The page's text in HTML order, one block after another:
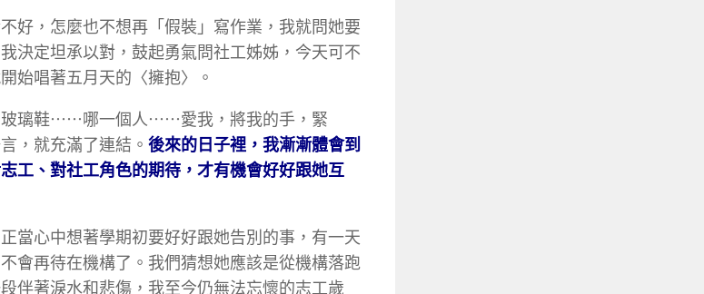
好，怎麼也不想再「假裝」寫作業，我就問她要
決定坦承以對，鼓起勇氣問社工姊姊，今天可不
始唱著五月天的〈擁抱〉。
玻璃鞋⋯⋯哪一個人⋯⋯愛我，將我的手，緊
，就充滿了連結。 後來的日子裡，我漸漸體會到
工、對社工角色的期待，才有機會好好跟她互
當心中想著學期初要好好跟她告別的事，有一天
會再待在機構了。我們猜想她應該是從機構落跑
伴著淚水和悲傷，我至今仍無法忘懷的志工歲